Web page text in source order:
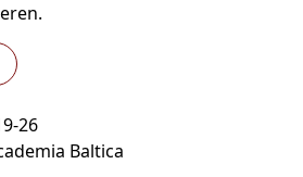
26
Baltica